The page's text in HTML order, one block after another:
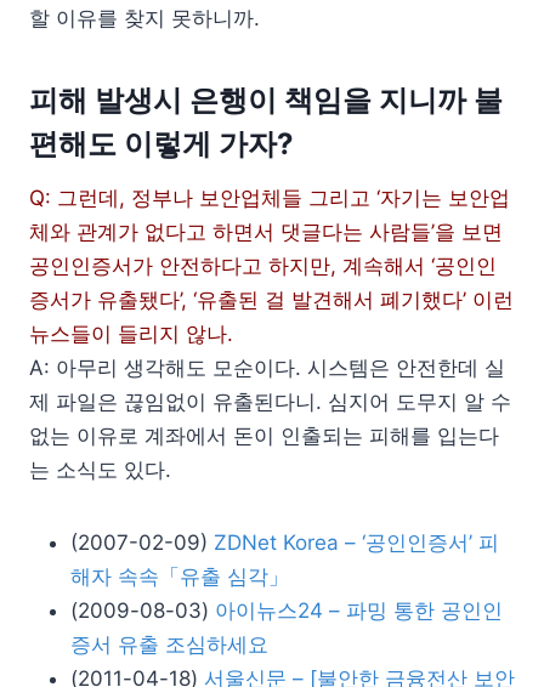
할 이유를 찾지 못하니까.
피해 발생시 은행이 책임을 지니까 불
편해도 이렇게 가자?
Q: 그런데, 정부나 보안업체들 그리고 ‘자기는 보안업
체와 관계가 없다고 하면서 댓글다는 사람들’을 보면
공인인증서가 안전하다고 하지만, 계속해서 ‘공인인
증서가 유출됐다’, ‘유출된 걸 발견해서 폐기했다’ 이런
뉴스들이 들리지 않나.
A: 아무리 생각해도 모순이다. 시스템은 안전한데 실
제 파일은 끊임없이 유출된다니. 심지어 도무지 알 수
없는 이유로 계좌에서 돈이 인출되는 피해를 입는다
는 소식도 있다.
(2007-02-09) ZDNet Korea – ‘공인인증서’ 피
해자 속속「유출 심각」
(2009-08-03) 아이뉴스24 – 파밍 통한 공인인
증서 유출 조심하세요
(2011-04-18) 서울신문 – [불안한 금융전산 보안